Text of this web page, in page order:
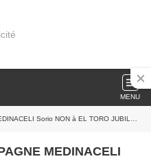
MENU
à EL TORO JUBILO brûlé vif le 12 novembre 2011 !
MEDINACELI